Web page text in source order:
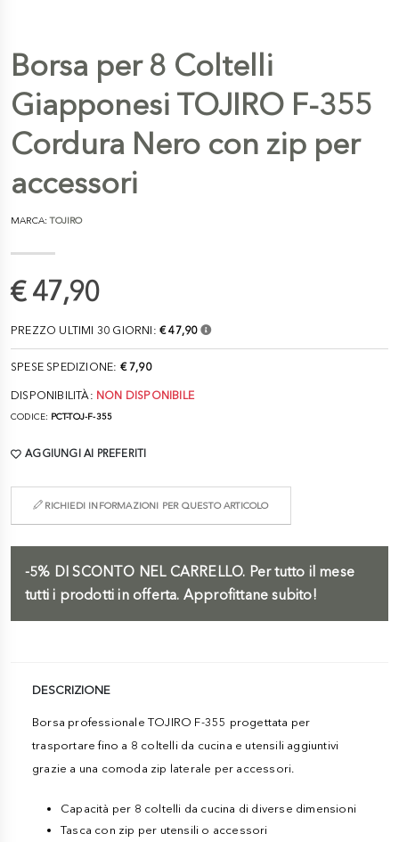
Borsa per 8 Coltelli
Giapponesi TOJIRO F-355
Cordura Nero con zip per
accessori
MARCA:TOJIRO
€ 47,90
PREZZO ULTIMI 30 GIORNI: € 47,90
SPESE SPEDIZIONE: € 7,90
DISPONIBILITÀ: NON DISPONIBILE
CODICE: PCT-TOJ-F-355
AGGIUNGI AI PREFERITI
RICHIEDI INFORMAZIONI PER QUESTO ARTICOLO
-5% DI SCONTO NEL CARRELLO. Per tutto il mese
tutti i prodotti in offerta. Approfittane subito!
DESCRIZIONE
Borsa professionale TOJIRO F-355 progettata per
trasportare fino a 8 coltelli da cucina e utensili aggiuntivi
grazie a una comoda zip laterale per accessori.
Capacità per 8 coltelli da cucina di diverse dimensioni
Tasca con zip per utensili o accessori